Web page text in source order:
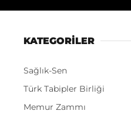
KATEGORİLER
Sağlık-Sen
Türk Tabipler Birliği
Memur Zammı